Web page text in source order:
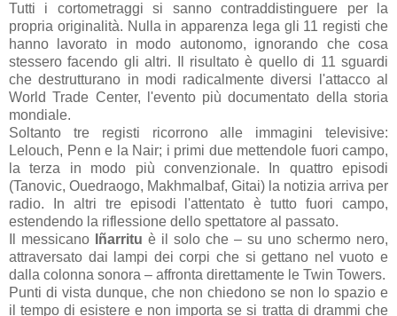
Tutti i cortometraggi si sanno contraddistinguere per la
propria originalità. Nulla in apparenza lega gli 11 registi che
hanno lavorato in modo autonomo, ignorando che cosa
stessero facendo gli altri. Il risultato è quello di 11 sguardi
che destrutturano in modi radicalmente diversi l'attacco al
World Trade Center, l'evento più documentato della storia
mondiale.
Soltanto tre registi ricorrono alle immagini televisive:
Lelouch, Penn e la Nair; i primi due mettendole fuori campo,
la terza in modo più convenzionale. In quattro episodi
(Tanovic, Ouedraogo, Makhmalbaf, Gitai) la notizia arriva per
radio. In altri tre episodi l'attentato è tutto fuori campo,
estendendo la riflessione dello spettatore al passato.
Il messicano
Iñarritu è il solo che – su uno schermo nero,
attraversato dai lampi dei corpi che si gettano nel vuoto e
dalla colonna sonora – affronta direttamente le Twin Towers.
Punti di vista dunque, che non chiedono se non lo spazio e
il tempo di esistere e non importa se si tratta di drammi che